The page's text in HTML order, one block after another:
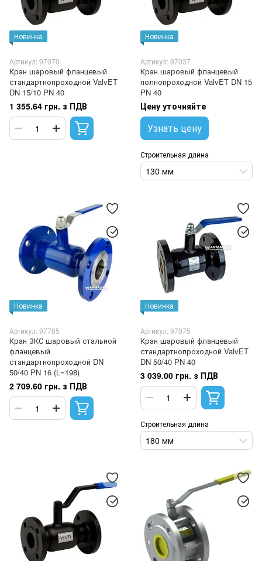
Новинка
Артикул: 97070
Кран шаровый фланцевый
стандартнопроходной ValvET
DN 15/10 PN 40
1 355.64 грн. з ПДВ
Новинка
Артикул: 97037
Кран шаровый фланцевый
полнопроходной ValvET DN 15
PN 40
Цену уточняйте
Узнать цену
Строительная длина
130 мм
Новинка
Артикул: 97785
Кран ЗКС шаровый стальной
фланцевый
стандартнопроходной DN
50/40 PN 16 (L=198)
2 709.60 грн. з ПДВ
Новинка
Артикул: 97075
Кран шаровый фланцевый
стандартнопроходной ValvET
DN 50/40 PN 40
3 039.00 грн. з ПДВ
Строительная длина
180 мм